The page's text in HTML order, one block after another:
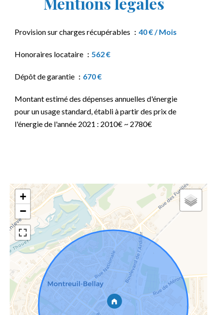
Provision sur charges récupérables 40 € / Mois
Honoraires locataire 562 €
Dépôt de garantie 670 €
Montant estimé des dépenses annuelles d'énergie
pour un usage standard, établi à partir des prix de
l'énergie de l'année 2021 : 2010€ ~ 2780€
+
−